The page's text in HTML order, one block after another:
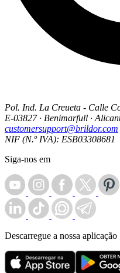
Pol. Ind. La Creueta - Calle
E-03827 · Benimarfull ·
customersupport@brildor.com
NIF (N.º IVA): ESB03308681
Siga-nos em
Descarregue a nossa aplicação